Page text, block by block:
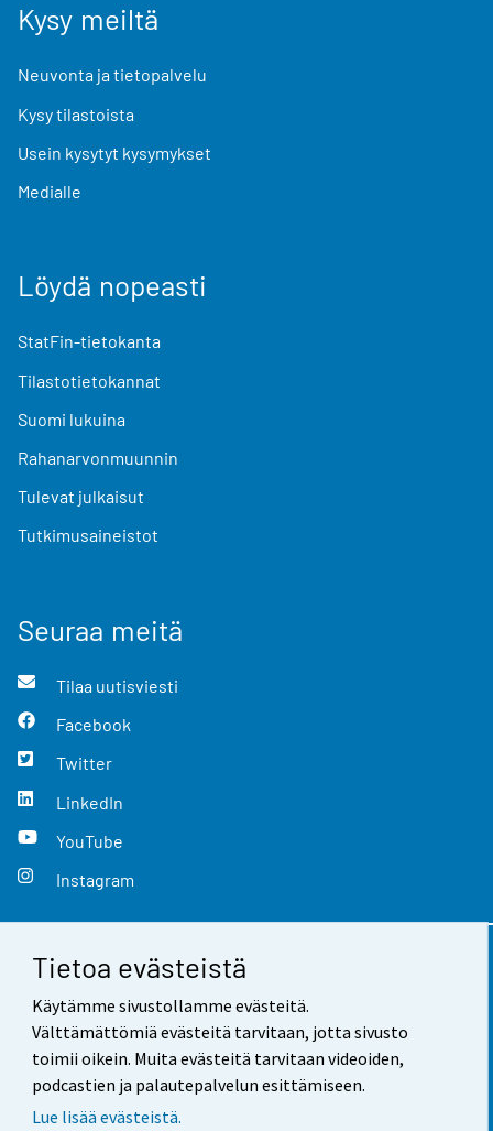
Tietoa evästeistä
Käytämme sivustollamme evästeitä.
Välttämättömiä evästeitä tarvitaan, jotta sivusto
toimii oikein. Muita evästeitä tarvitaan videoiden,
podcastien ja palautepalvelun esittämiseen.
Lue lisää evästeistä.
Kysy meiltä
Neuvonta ja tietopalvelu
Kysy tilastoista
Usein kysytyt kysymykset
Medialle
Löydä nopeasti
StatFin-tietokanta
Tilastotietokannat
Suomi lukuina
Rahanarvonmuunnin
Tulevat julkaisut
Tutkimusaineistot
Seuraa meitä
Tilaa uutisviesti
Facebook
Twitter
LinkedIn
YouTube
Instagram
Yhteystiedot
Palaute
Käyttöehdot